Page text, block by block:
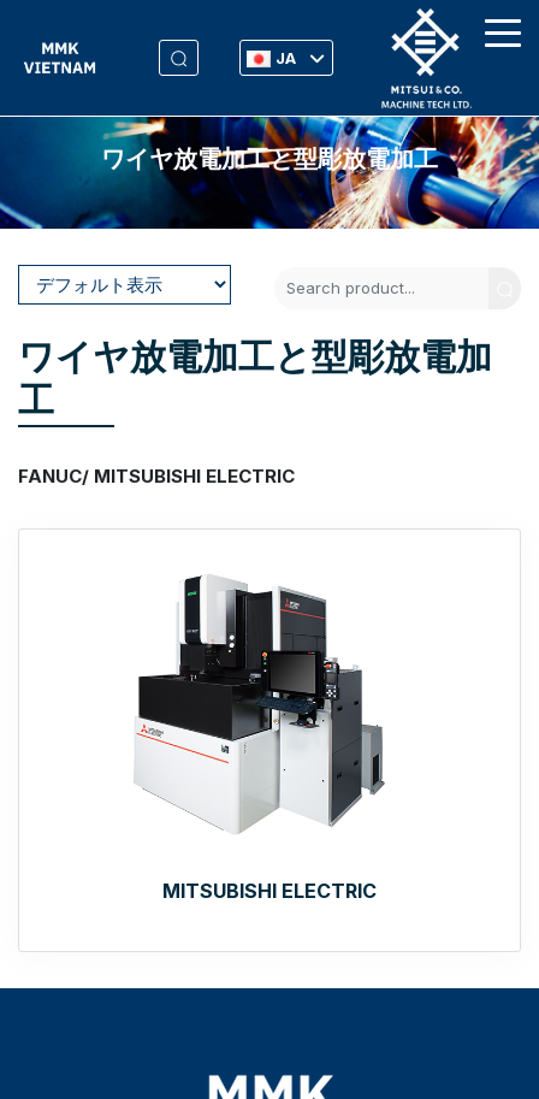
JA
ワイヤ放電加工と型彫放電加工
ワイヤ放電加工と型彫放電加
工
FANUC/ MITSUBISHI ELECTRIC
MITSUBISHI ELECTRIC